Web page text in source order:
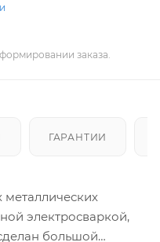
заказа.
ГАРАНТИИ
металлических
электросваркой,
большой